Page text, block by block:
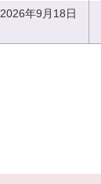
2026年9月18日